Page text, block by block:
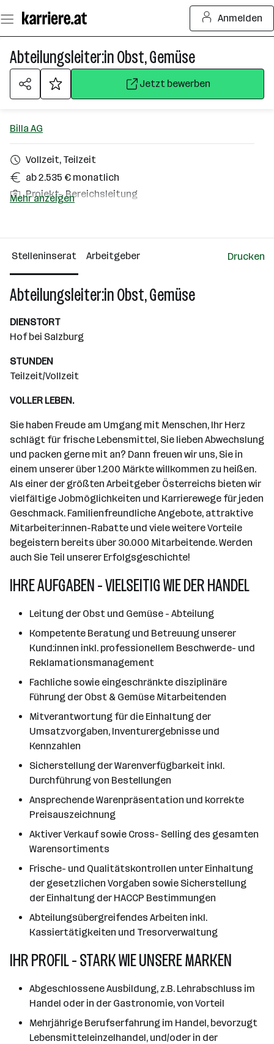
Seiteninhalt
springen
Anmelden
Abteilungsleiter:in Obst, Gemüse
Jetzt bewerben
Billa AG
Vollzeit, Teilzeit
ab 2.535 € monatlich
Projekt-, Bereichsleitung
Über das Unternehmen
10000+ Mitarbeiter*innen
Wiener Neudorf
Mehr anzeigen
Stelleninserat Arbeitgeber Drucken
Abteilungsleiter:in Obst, Gemüse
DIENSTORT
Hof bei Salzburg
STUNDEN
Teilzeit/Vollzeit
VOLLER LEBEN.
Sie haben Freude am Umgang mit Menschen, Ihr Herz
schlägt für frische Lebensmittel, Sie lieben Abwechslung
und packen gerne mit an? Dann freuen wir uns, Sie in
einem unserer über 1.200 Märkte willkommen zu heißen.
Als einer der größten Arbeitgeber Österreichs bieten wir
vielfältige Jobmöglichkeiten und Karrierewege für jeden
Geschmack. Familienfreundliche Angebote, attraktive
Mitarbeiter:innen-Rabatte und viele weitere Vorteile
begeistern bereits über 30.000 Mitarbeitende. Werden
auch Sie Teil unserer Erfolgsgeschichte!
IHRE AUFGABEN - VIELSEITIG WIE DER HANDEL
Leitung der Obst und Gemüse - Abteilung
Kompetente Beratung und Betreuung unserer
Kund:innen inkl. professionellem Beschwerde- und
Reklamationsmanagement
Fachliche sowie eingeschränkte disziplinäre
Führung der Obst & Gemüse Mitarbeitenden
Mitverantwortung für die Einhaltung der
Umsatzvorgaben, Inventurergebnisse und
Kennzahlen
Sicherstellung der Warenverfügbarkeit inkl.
Durchführung von Bestellungen
Ansprechende Warenpräsentation und korrekte
Preisauszeichnung
Aktiver Verkauf sowie Cross- Selling des gesamten
Warensortiments
Frische- und Qualitätskontrollen unter Einhaltung
der gesetzlichen Vorgaben sowie Sicherstellung
der Einhaltung der HACCP Bestimmungen
Abteilungsübergreifendes Arbeiten inkl.
Kassiertätigkeiten und Tresorverwaltung
IHR PROFIL - STARK WIE UNSERE MARKEN
Abgeschlossene Ausbildung, z.B. Lehrabschluss im
Handel oder in der Gastronomie, von Vorteil
Mehrjährige Berufserfahrung im Handel, bevorzugt
Lebensmitteleinzelhandel, und/oder in der